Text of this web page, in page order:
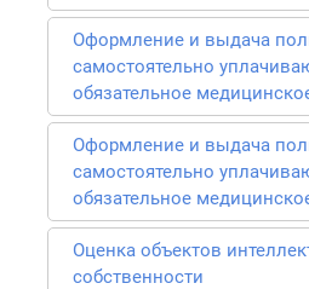
Оформление и выдача
самостоятельно
обязательное
Оформление и выдача
самостоятельно
обязательное
Оценка объектов
собственности